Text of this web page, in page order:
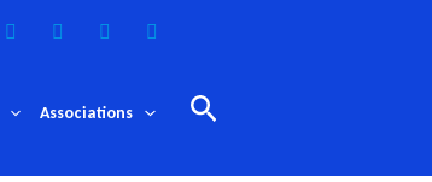
Associations Rechercher